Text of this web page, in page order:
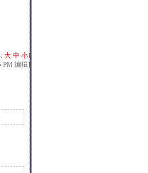
大 中 小]
PM 编辑]